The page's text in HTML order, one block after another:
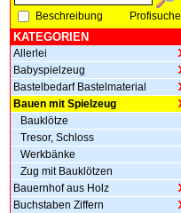
Beschreibung Profisuche
KATEGORIEN
Allerlei
Babyspielzeug
Bastelbedarf Bastelmaterial
Bauen mit Spielzeug
Bauklötze
Tresor, Schloss
Werkbänke
Zug mit Bauklötzen
Bauernhof aus Holz
Buchstaben Ziffern